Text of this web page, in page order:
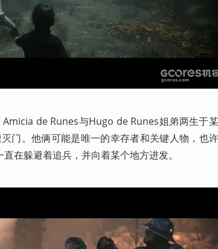
Amicia de Runes与Hugo de Runes姐弟两生于
门。他俩可能是唯一的幸存者和关键人物，也
在躲避着追兵，并向着某个地方进发。